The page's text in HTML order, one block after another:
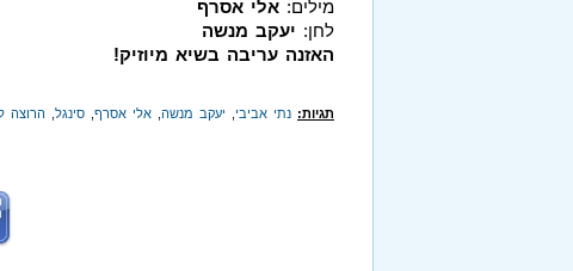
מילים: אלי אסרף
לחן: יעקב מנשה
האזנה עריבה בשיא מיוזיק!
תגיות: נתי אביבי יעקב מנשה אלי אסרף סינגל הרוצה